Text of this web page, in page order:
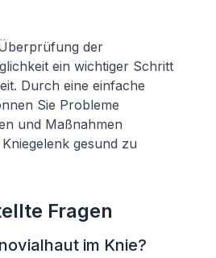
der
ein wichtiger Schritt
Durch eine einfache
Sie Probleme
und Maßnahmen
gesund zu
Fragen
im Knie?